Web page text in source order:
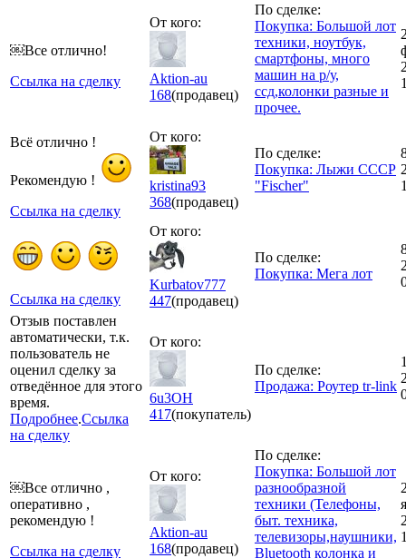
￼Все отлично!
Ссылка на сделку
От кого:
Aktion-au
168(продавец)
По сделке:
Покупка: Большой лот
техники, ноутбук,
смартфоны, много
машин на р/у,
ссд,колонки разные и
прочее.
Всё отлично !
Рекомендую !
Ссылка на сделку
От кого:
kristina93
368(продавец)
По сделке:
Покупка: Лыжи СССР
"Fischer"
Ссылка на сделку
От кого:
Kurbatov777
447(продавец)
По сделке:
Покупка: Мега лот
Отзыв поставлен
автоматически, т.к.
пользователь не
оценил сделку за
отведённое для этого
время.
Подробнее.Ссылка
на сделку
От кого:
6u3OH
417(покупатель)
По сделке:
Продажа: Роутер tr-link
￼Все отлично ,
оперативно ,
рекомендую !
Ссылка на сделку
От кого:
Aktion-au
168(продавец)
По сделке:
Покупка: Большой лот
разнообразной
техники (Телефоны,
быт. техника,
телевизоры,наушники,
Bluetooth колонка и